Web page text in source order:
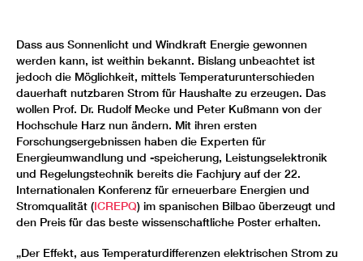
Dass aus Sonnenlicht und Windkraft Energie gewonnen
werden kann, ist weithin bekannt. Bislang unbeachtet ist
jedoch die Möglichkeit, mittels Temperaturunterschieden
dauerhaft nutzbaren Strom für Haushalte zu erzeugen. Das
wollen Prof. Dr. Rudolf Mecke und Peter Kußmann von der
Hochschule Harz nun ändern. Mit ihren ersten
Forschungsergebnissen haben die Experten für
Energieumwandlung und -speicherung, Leistungselektronik
und Regelungstechnik bereits die Fachjury auf der 22.
Internationalen Konferenz für erneuerbare Energien und
Stromqualität (ICREPQ) im spanischen Bilbao überzeugt und
den Preis für das beste wissenschaftliche Poster erhalten.
„Der Effekt, aus Temperaturdifferenzen elektrischen Strom zu